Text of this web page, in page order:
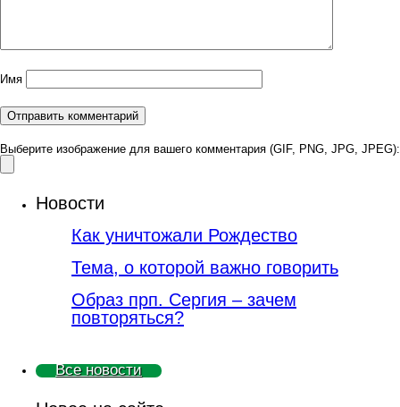
Имя
Выберите изображение для вашего комментария (GIF, PNG, JPG, JPEG):
Новости
Как уничтожали Рождество
Тема, о которой важно говорить
Образ прп. Сергия – зачем
повторяться?
Все новости